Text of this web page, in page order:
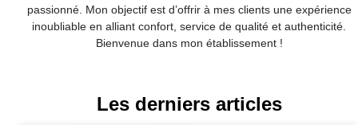
passionné. Mon objectif est d’offrir à mes clients une expérience
inoubliable en alliant confort, service de qualité et authenticité.
Bienvenue dans mon établissement !
Les derniers articles